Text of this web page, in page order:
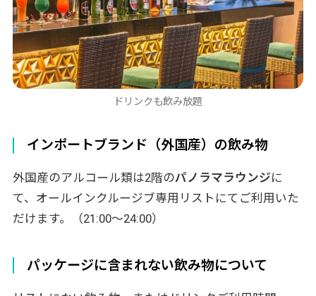
ドリンクも飲み放題
インポートブランド（外国産）の飲み物
外国産のアルコール類は2階のパノラマラウンジに
て、オールインクルージブ専用リストにてご利用いた
だけます。（21:00〜24:00）
パッケージに含まれない飲み物について